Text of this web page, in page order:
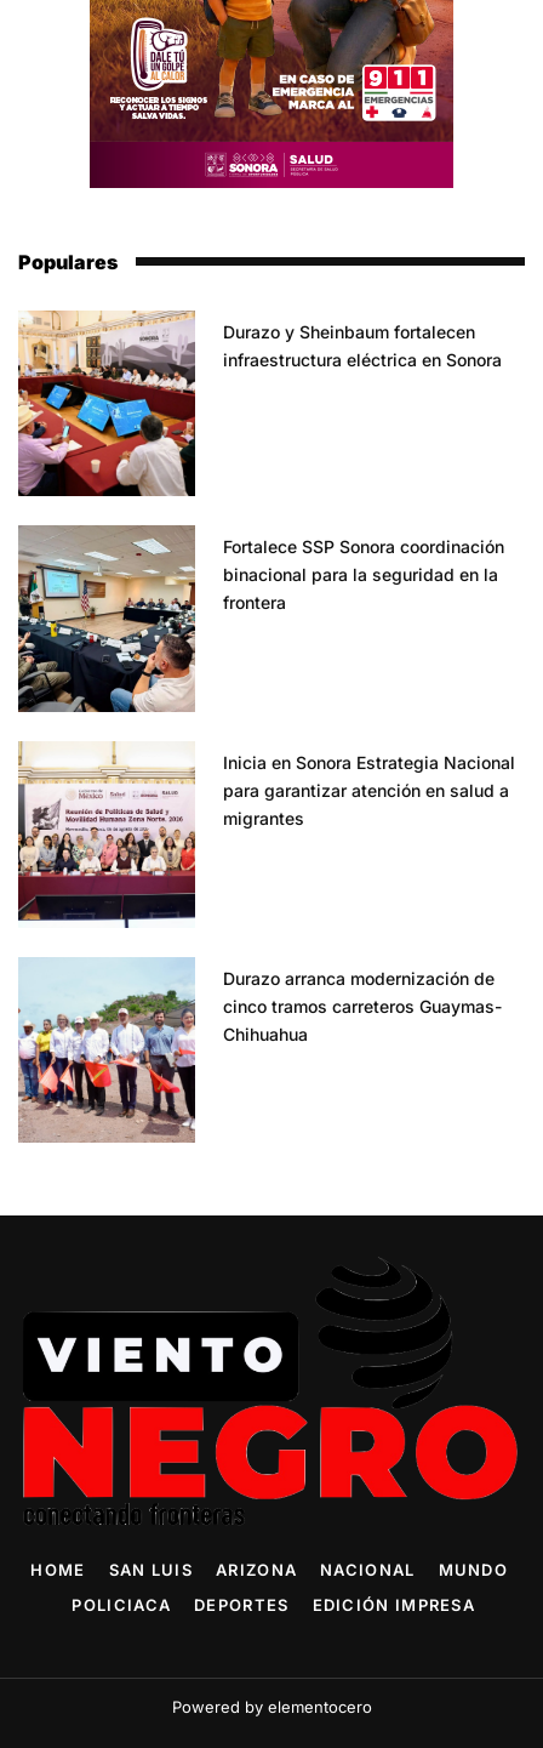
Populares
Durazo y Sheinbaum fortalecen
infraestructura eléctrica en Sonora
Fortalece SSP Sonora coordinación
binacional para la seguridad en la
frontera
Inicia en Sonora Estrategia Nacional
para garantizar atención en salud a
migrantes
Durazo arranca modernización de
cinco tramos carreteros Guaymas-
Chihuahua
HOME SAN LUIS ARIZONA NACIONAL
MUNDO
POLICIACA
DEPORTES EDICIÓN IMPRESA
Powered by elementocero